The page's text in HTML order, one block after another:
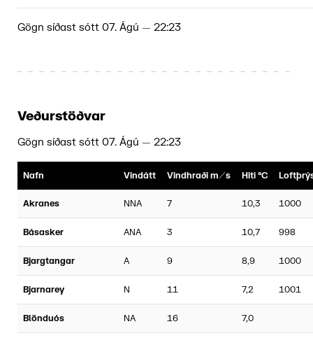
Gögn síðast sótt 07. Ágú — 22:23
Veðurstöðvar
Gögn síðast sótt 07. Ágú — 22:23
Nafn Vindátt Vindhraði m/s Hiti °C
Akranes NNA 7 10,3 1000
Básasker ANA 3 10,7 998
Bjargtangar A 9 8,9 1000
Bjarnarey N 11 7,2 1001
Blönduós NA 16 7,0